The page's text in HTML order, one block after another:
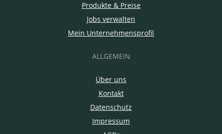
Produkte & Preise
Jobs verwalten
Mein Unternehmensprofil
ALLGEMEIN
Über uns
Kontakt
Datenschutz
Impressum